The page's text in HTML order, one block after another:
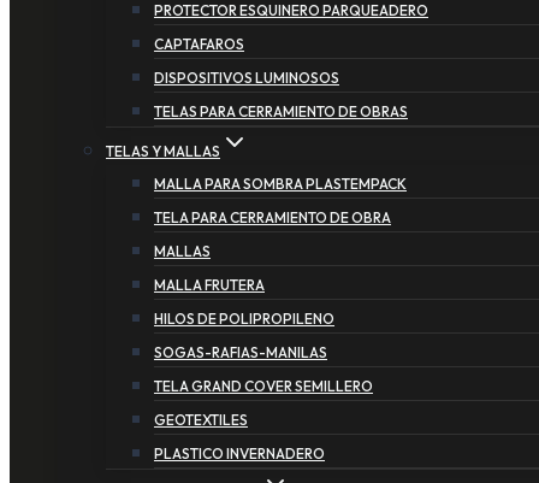
PROTECTOR ESQUINERO PARQUEADERO
CAPTAFAROS
DISPOSITIVOS LUMINOSOS
TELAS PARA CERRAMIENTO DE OBRAS
TELAS Y MALLAS
MALLA PARA SOMBRA PLASTEMPACK
TELA PARA CERRAMIENTO DE OBRA
MALLAS
MALLA FRUTERA
HILOS DE POLIPROPILENO
SOGAS-RAFIAS-MANILAS
TELA GRAND COVER SEMILLERO
GEOTEXTILES
PLASTICO INVERNADERO